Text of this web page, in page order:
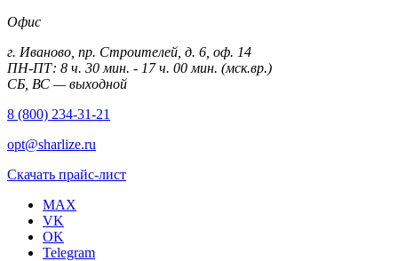
Офис
г. Иваново, пр. Строителей, д. 6, оф. 14
ПН-ПТ: 8 ч. 30 мин. - 17 ч. 00 мин. (мск.вр.)
СБ, ВС — выходной
8 (800) 234-31-21
opt@sharlize.ru
Скачать прайс-лист
MAX
VK
OK
Telegram